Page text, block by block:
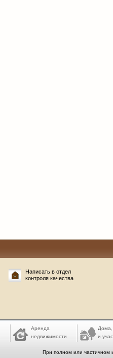
Написать в отдел
контроля качества
Аренда
недвижимости
Дома,
и
При полном или частичном